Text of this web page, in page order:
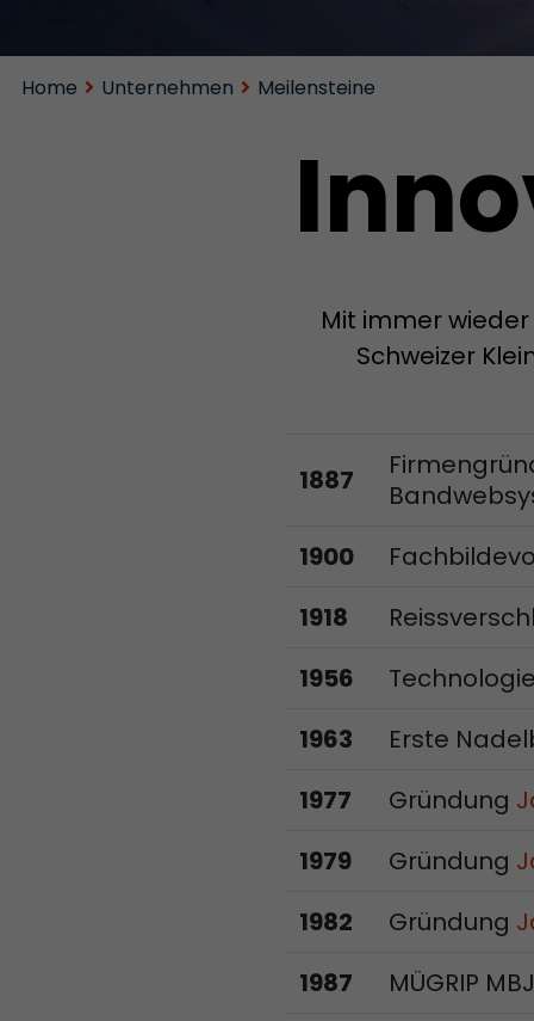
Home Unternehmen Meilensteine
Mit immer
Schweizer
1887
1900
1918
1956
1963
Erste
1977
Gründung
1979
Gründung
1982
Gründung
1987
MÜGRIP